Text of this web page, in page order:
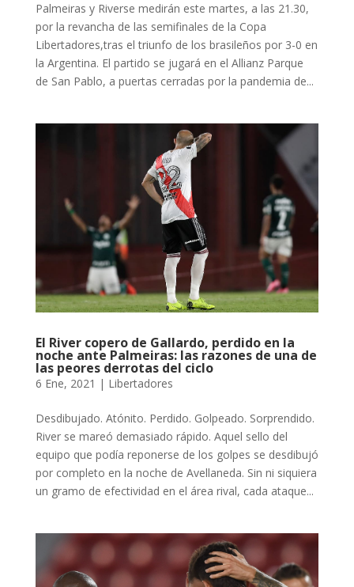
Palmeiras y Riverse medirán este martes, a las 21.30,
por la revancha de las semifinales de la Copa
Libertadores,tras el triunfo de los brasileños por 3-0 en
la Argentina. El partido se jugará en el Allianz Parque
de San Pablo, a puertas cerradas por la pandemia de...
El River copero de Gallardo, perdido en la
noche ante Palmeiras: las razones de una de
las peores derrotas del ciclo
6 Ene, 2021 | Libertadores
Desdibujado. Atónito. Perdido. Golpeado. Sorprendido.
River se mareó demasiado rápido. Aquel sello del
equipo que podía reponerse de los golpes se desdibujó
por completo en la noche de Avellaneda. Sin ni siquiera
un gramo de efectividad en el área rival, cada ataque...